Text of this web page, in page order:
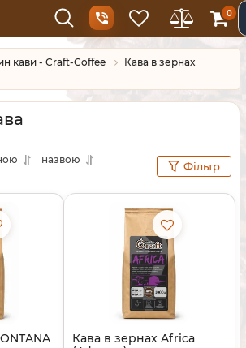
0
кави - Craft-Coffee
Кава в зернах
назвою
Фільтр
Кава в зернах Africa